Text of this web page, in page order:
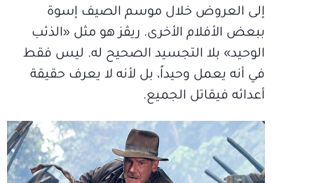
إلى العروض خلال موسم الصيف إسوة
ببعض الأفلام الأخرى. ريڤز هو مثل «الذئب
الوحيد» بلا التجسيد الصحيح له. ليس فقط
في أنه يعمل وحيداً، بل لأنه لا يعرف حقيقة
أعدائه فيقاتل الجميع.